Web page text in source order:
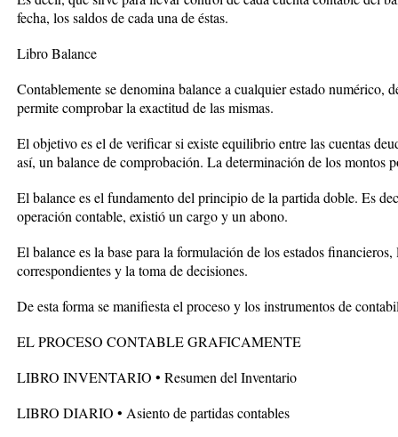
fecha, los saldos de cada una de éstas.
Libro Balance
Contablemente se denomina balance a cualquier estado numérico,
permite comprobar la exactitud de las mismas.
El objetivo es el de verificar si existe equilibrio entre las cuentas
así, un balance de comprobación. La determinación de los montos
El balance es el fundamento del principio de la partida doble. Es
operación contable, existió un cargo y un abono.
El balance es la base para la formulación de los estados
correspondientes y la toma de decisiones.
De esta forma se manifiesta el proceso y los instrumentos de
EL PROCESO CONTABLE GRAFICAMENTE
LIBRO INVENTARIO • Resumen del Inventario
LIBRO DIARIO • Asiento de partidas contables